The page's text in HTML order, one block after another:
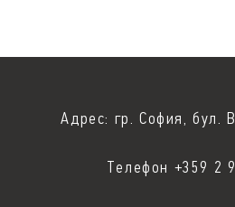
Адрес: гр. София, бул.
Телефон +359 2